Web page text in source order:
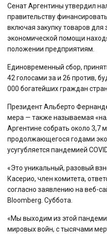
Сенат Аргентины утвердил
правительству
включая закупку товаров для
экономической помощи
положении предприятиям.
Единовременный сбор,
42 голосами за и 26 против,
000 богатейших граждан
Президент Альберто
мера — также называемая
Аргентине собрать около 3,7
продолжающегося годами
усугубляется пандемией
«Это уникальный, разовый
Касерио, член комитета,
согласно заявлению на веб-
Bloomberg. Суббота.
«Мы выходим из этой
мировых войн, с тысячами